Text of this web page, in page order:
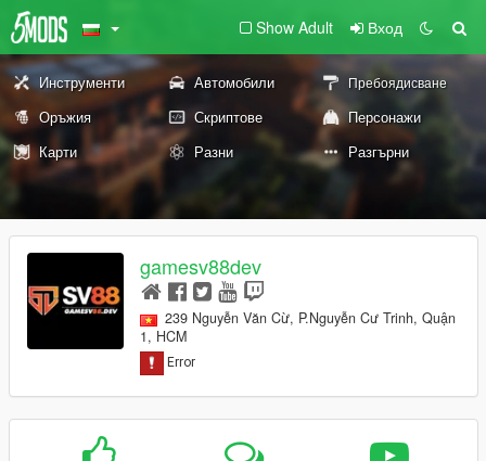
Show Adult Вход
Инструменти Автомобили Пребоядисване
Оръжия Скриптове
Персонажи
Карти
Разни Разгърни
gamesv88dev
239 Nguyễn Văn Cừ, P.Nguyễn Cư Trinh, Quận
1, HCM